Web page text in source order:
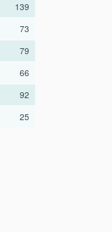
139
73
79
66
92
25